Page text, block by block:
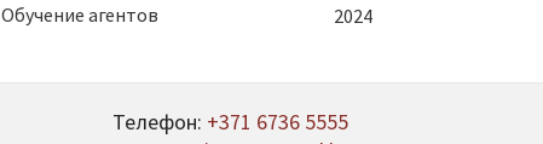
Обучение агентов
2024
Телефон: +371 6736 5555